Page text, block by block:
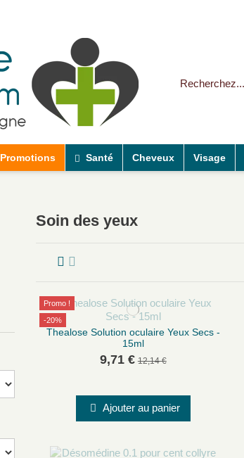
Promotions Santé Cheveux Visage
Soin des yeux
Promo !
-20%
Thealose Solution oculaire Yeux Secs -
15ml
9,71 € 12,14 €
Ajouter au panier